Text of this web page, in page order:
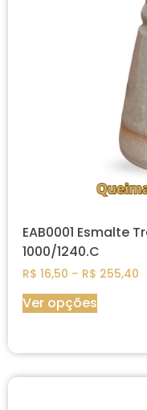
EAB0001 Esmalte
1000/1240.C
R$ 16,50 – R$ 255,40
Ver opções